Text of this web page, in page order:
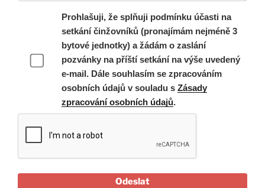
Prohlašuji, že splňuji podmínku účasti na
setkání činžovníků (pronajímám nejméně 3
bytové jednotky) a žádám o zaslání
pozvánky na příští setkání na výše uvedený
e-mail. Dále souhlasím se zpracováním
osobních údajů v souladu sZásady
zpracování osobních údajů.
Odeslat